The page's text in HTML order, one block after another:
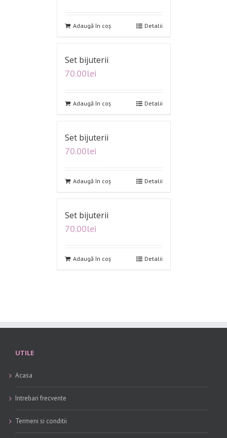
Adaugă în coș Detalii
Set bijuterii
70.00lei
Adaugă în coș Detalii
Set bijuterii
70.00lei
Adaugă în coș Detalii
Set bijuterii
70.00lei
Adaugă în coș Detalii
UTILE
Acasa
Intrebari frecvente
Termeni si conditii